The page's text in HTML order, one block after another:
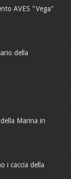
AVES "Vega"
della
Marina in
i caccia della